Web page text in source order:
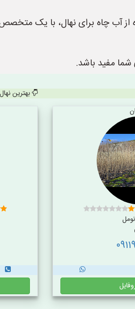
از آب چاه برای نهال، با یک
شما مفید باشد.
بهترین